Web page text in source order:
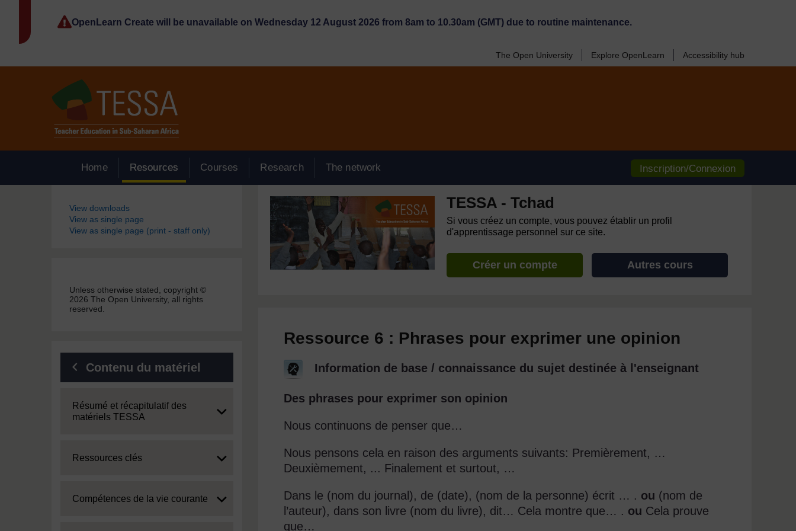
OpenLearn Create will be unavailable on Wednesday 12 August 2026 from 8am to 10.30am (GMT) due to routine maintenance.
The Open University Explore OpenLearn Accessibility hub
Home Resources Courses Research The network Inscription/Connexion
Blocs
View downloads
View as single page
View as single page (print - staff only)
Unless otherwise stated, copyright ©
2026 The Open University, all rights
reserved.
Contenu du matériel
Expand
Résumé et récapitulatif des
matériels TESSA
Expand
Ressources clés
Expand
Compétences de la vie courante
TESSA - Tchad
Si vous créez un compte, vous pouvez établir un profil
d'apprentissage personnel sur ce site.
Créer un compte Autres cours
Ressource 6 : Phrases pour exprimer une opinion
Information de base / connaissance du sujet destinée à l'enseignant
Des phrases pour exprimer son opinion
Nous continuons de penser que…
Nous pensons cela en raison des arguments suivants: Premièrement, …
Deuxièmement, ... Finalement et surtout, …
Dans le (nom du journal), de (date), (nom de la personne) écrit … . ou (nom de
l’auteur), dans son livre (nom du livre), dit… Cela montre que… . ou Cela prouve
que…